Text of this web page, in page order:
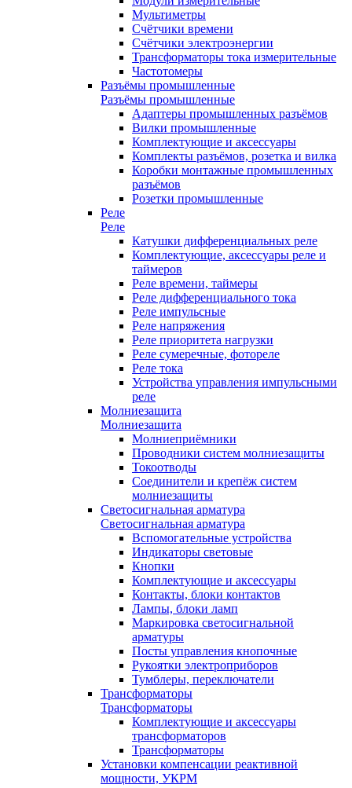
Мультиметры
Счётчики времени
Счётчики электроэнергии
Трансформаторы тока измерительные
Частотомеры
Разъёмы промышленные
Разъёмы промышленные
Адаптеры промышленных разъёмов
Вилки промышленные
Комплектующие и аксессуары
Комплекты разъёмов, розетка и вилка
Коробки монтажные промышленных
разъёмов
Розетки промышленные
Реле
Реле
Катушки дифференциальных реле
Комплектующие, аксессуары реле и
таймеров
Реле времени, таймеры
Реле дифференциального тока
Реле импульсные
Реле напряжения
Реле приоритета нагрузки
Реле сумеречные, фотореле
Реле тока
Устройства управления импульсными
реле
Молниезащита
Молниезащита
Молниеприёмники
Проводники систем молниезащиты
Токоотводы
Соединители и крепёж систем
молниезащиты
Светосигнальная арматура
Светосигнальная арматура
Вспомогательные устройства
Индикаторы световые
Кнопки
Комплектующие и аксессуары
Контакты, блоки контактов
Лампы, блоки ламп
Маркировка светосигнальной
арматуры
Посты управления кнопочные
Рукоятки электроприборов
Тумблеры, переключатели
Трансформаторы
Трансформаторы
Комплектующие и аксессуары
трансформаторов
Трансформаторы
Установки компенсации реактивной
мощности, УКРМ